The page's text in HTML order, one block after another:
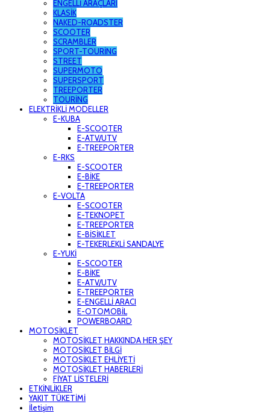
ENGELLİ ARAÇLARI
KLASİK
NAKED-ROADSTER
SCOOTER
SCRAMBLER
SPORT-TOURİNG
STREET
SUPERMOTO
SUPERSPORT
TREEPORTER
TOURİNG
ELEKTRİKLİ MODELLER
E-KUBA
E-SCOOTER
E-ATV/UTV
E-TREEPORTER
E-RKS
E-SCOOTER
E-BİKE
E-TREEPORTER
E-VOLTA
E-SCOOTER
E-TEKNOPET
E-TREEPORTER
E-BİSİKLET
E-TEKERLEKLİ SANDALYE
E-YUKİ
E-SCOOTER
E-BİKE
E-ATV/UTV
E-TREEPORTER
E-ENGELLİ ARACI
E-OTOMOBİL
POWERBOARD
MOTOSİKLET
MOTOSİKLET HAKKINDA HER ŞEY
MOTOSİKLET BİLGİ
MOTOSİKLET EHLİYETİ
MOTOSİKLET HABERLERİ
FİYAT LİSTELERİ
ETKİNLİKLER
YAKIT TÜKETİMİ
İletişim